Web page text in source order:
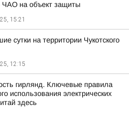
ЧАО на объект защиты
15:21
сутки на территории Чукотского
12:15
гирлянд. Ключевые правила
использования электрических
здесь